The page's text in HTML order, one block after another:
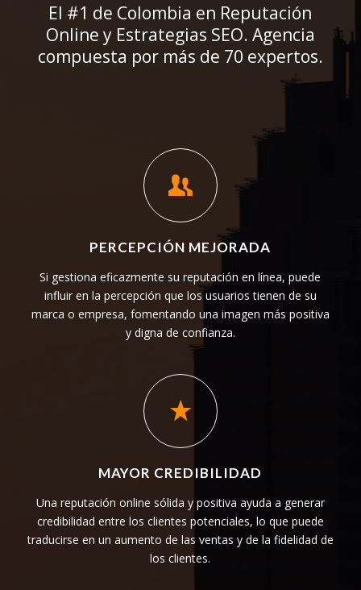
El #1 de Colombia en Reputación
Online y Estrategias SEO. Agencia
compuesta por más de 70 expertos.
PERCEPCIÓN MEJORADA
Si gestiona eficazmente su reputación en línea, puede
influir en la percepción que los usuarios tienen de su
marca o empresa, fomentando una imagen más positiva
y digna de confianza.
MAYOR CREDIBILIDAD
Una reputación online sólida y positiva ayuda a generar
credibilidad entre los clientes potenciales, lo que puede
traducirse en un aumento de las ventas y de la fidelidad de
los clientes.